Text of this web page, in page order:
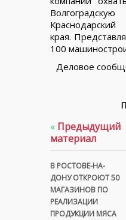
края.
100
Деловое
« Предыдущий
материал
В РОСТОВЕ-НА-
ДОНУ ОТКРОЮТ 50
МАГАЗИНОВ ПО
РЕАЛИЗАЦИИ
ПРОДУКЦИИ МЯСА